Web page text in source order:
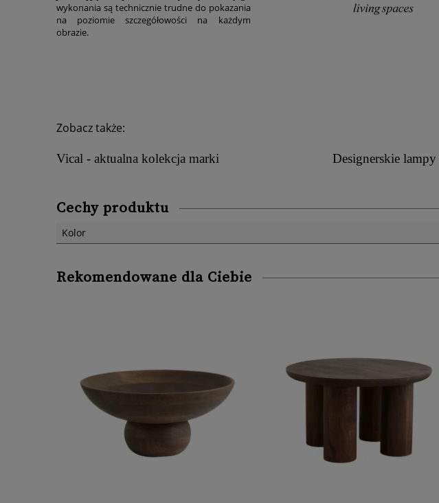
wykonania są technicznie trudne do pokazania
na poziomie szczegółowości na każdym
obrazie.
Zobacz także:
Vical - aktualna kolekcja marki Designerskie lampy
Cechy produktu
Kolor
Rekomendowane dla Ciebie